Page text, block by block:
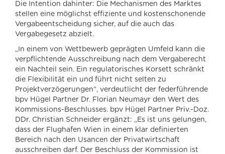
Die Intention dahinter: Die Mechanismen des Marktes
stellen eine möglichst effiziente und kostenschonende
Vergabeentscheidung sicher, auf die auch das
Vergabegesetz abzielt.
„In einem von Wettbewerb geprägten Umfeld kann die
verpflichtende Ausschreibung nach dem Vergaberecht
ein Nachteil sein. Ein regulatorisches Korsett schränkt
die Flexibilität ein und führt nicht selten zu
Projektverzögerungen“, verdeutlicht der federführende
bpv Hügel Partner Dr. Florian Neumayr den Wert des
Kommissions-Beschlusses. bpv Hügel Partner Priv.-Doz.
DDr. Christian Schneider ergänzt: „Es ist uns gelungen,
dass der Flughafen Wien in einem klar definierten
Bereich nach den Usancen der Privatwirtschaft
ausschreiben darf. Der Beschluss der Kommission ist